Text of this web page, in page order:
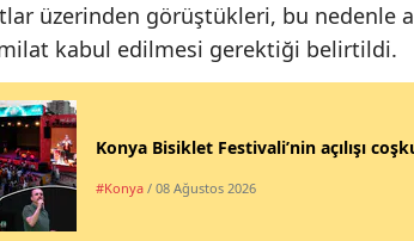
üzerinden görüştükleri, bu nedenle
kabul edilmesi gerektiği belirtildi.
Konya Bisiklet Festivali’nin açılışı
#Konya / 08 Ağustos 2026